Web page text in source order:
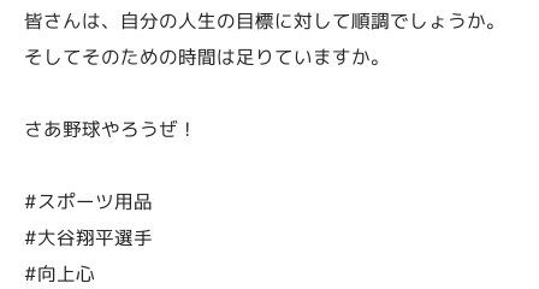
皆さんは、自分の人生の目標に対して順調でしょうか。
そしてそのための時間は足りていますか。
さあ野球やろうぜ！
#スポーツ用品
#大谷翔平選手
#向上心